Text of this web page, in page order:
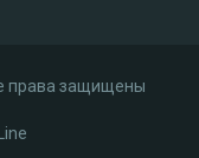
права защищены